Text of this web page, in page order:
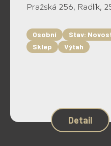
Pražská 256, Radlík,
Osobní Stav:
Sklep
Výtah
Detail